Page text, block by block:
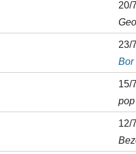
20/
23/
Bor
15/
pop
12/